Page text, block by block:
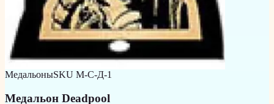
МедальоныSKU М-С-Д-1
Медальон Deadpool